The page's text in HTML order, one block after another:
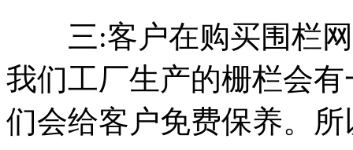
三:客户在购买围栏网
我们工厂生产的栅栏会
们会给客户免费保养。